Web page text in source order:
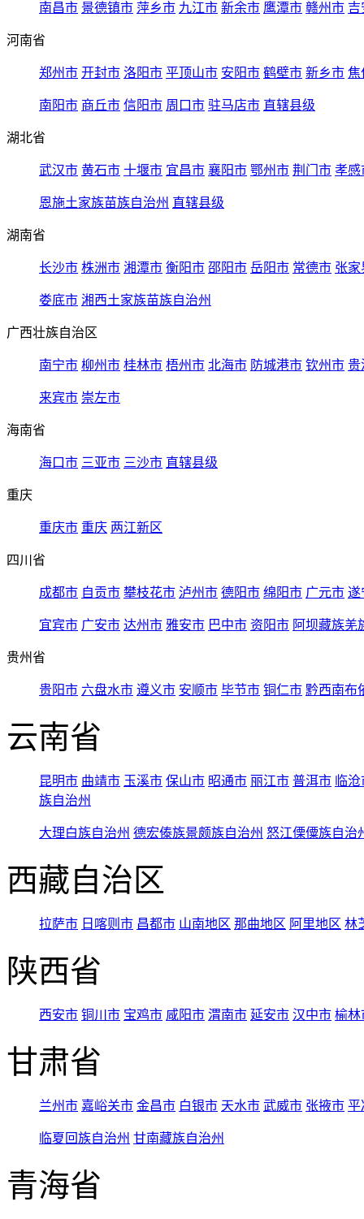
南昌市 景德镇市 萍乡市 九江市 新余市 鹰潭市 赣州市 吉
河南省
郑州市 开封市 洛阳市 平顶山市 安阳市 鹤壁市 新乡市 焦
南阳市 商丘市 信阳市 周口市 驻马店市 直辖县级
湖北省
武汉市 黄石市 十堰市 宜昌市 襄阳市 鄂州市 荆门市 孝感
恩施土家族苗族自治州 直辖县级
湖南省
长沙市 株洲市 湘潭市 衡阳市 邵阳市 岳阳市 常德市 张家
娄底市 湘西土家族苗族自治州
广西壮族自治区
南宁市 柳州市 桂林市 梧州市 北海市 防城港市 钦州市 贵
来宾市 崇左市
海南省
海口市 三亚市 三沙市 直辖县级
重庆
重庆市 重庆 两江新区
四川省
成都市 自贡市 攀枝花市 泸州市 德阳市 绵阳市 广元市 遂
宜宾市 广安市 达州市 雅安市 巴中市 资阳市 阿坝藏族羌
贵州省
贵阳市 六盘水市 遵义市 安顺市 毕节市 铜仁市 黔西南布
云南省
昆明市 曲靖市 玉溪市 保山市 昭通市 丽江市 普洱市 临
族自治州
大理白族自治州 德宏傣族景颇族自治州 怒江傈僳族自治
西藏自治区
拉萨市 日喀则市 昌都市 山南地区 那曲地区 阿里地区 林
陕西省
西安市 铜川市 宝鸡市 咸阳市 渭南市 延安市 汉中市 榆林
甘肃省
兰州市 嘉峪关市 金昌市 白银市 天水市 武威市 张掖市 平
临夏回族自治州 甘南藏族自治州
青海省